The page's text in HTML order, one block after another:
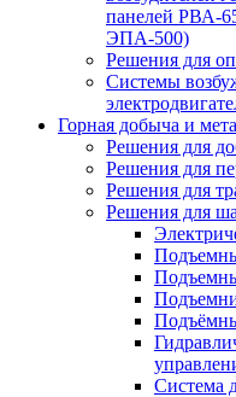
панелей РВА-
ЭПА-500)
Решения для
Системы
Горная добыча и
Решения для
Решения для
Решения для
Решения для
Система